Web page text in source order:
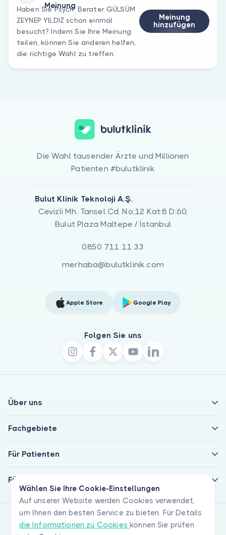
Meinung
Haben Sie Psych. Berater GÜLSÜM
ZEYNEP YILDIZ schon einmal
besucht? Indem Sie Ihre Meinung
teilen, können Sie anderen helfen,
die richtige Wahl zu treffen.
Meinung
hinzufügen
Wählen Sie Ihre Cookie-Einstellungen
Auf unserer Website werden Cookies verwendet,
um Ihnen den besten Service zu bieten. Für Details
die Informationen zu Cookieskönnen Sie prüfen
Die Wahl tausender Ärzte und Millionen
Patienten #bulutklinik
Bulut Klinik Teknoloji A.Ş.
Cevizli Mh. Tansel Cd. No:12 Kat:8 D:60,
Bulut Plaza Maltepe / İstanbul
0850 711 11 33
merhaba@bulutklinik.com
Apple Store Google Play
Folgen Sie uns
Über uns
Fachgebiete
Für Patienten
Für Ärzte